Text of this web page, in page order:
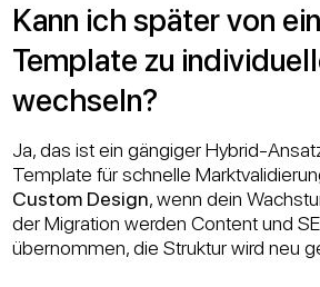
Kann ich später von
Template zu
wechseln?
Ja, das ist ein gängiger Hybrid-
Template für schnelle
Custom Design, wenn dein
der Migration werden Content und
übernommen, die Struktur wird neu